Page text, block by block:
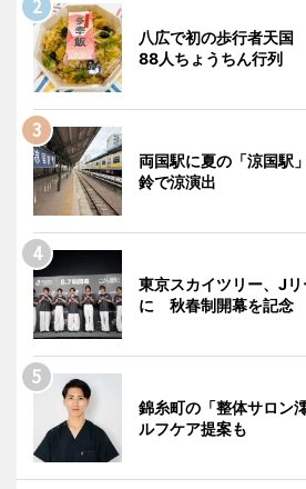
八広で初の歩行者天
88人ちょうちん行列
両国駅に夏の「涼国
鈴で涼演出
東京スカイツリー、J
に 秋春制開幕を記念
錦糸町の「整体サロ
ルフケア提案も